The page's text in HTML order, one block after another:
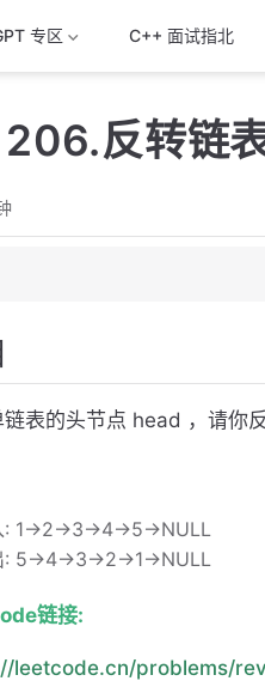
专区 C++ 面试指北
反转链
表的头节点 head ，请你
: 1->2->3->4->5->NULL
: 5->4->3->2->1->NULL
链接:
leetcode.cn/problems/